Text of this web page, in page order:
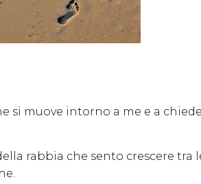
si muove intorno a me e a
rabbia che sento crescere tra